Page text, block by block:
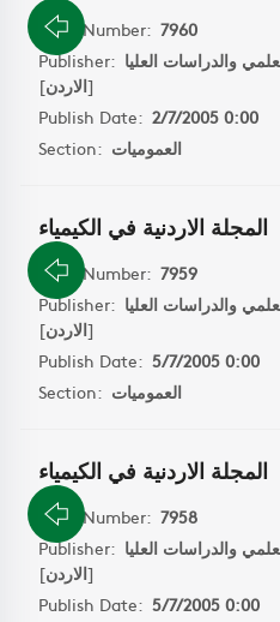
Book Number: 7960
Publisher: والدراسات العليا
[الاردن]
Publish Date: 2/7/2005 0:00
Section: العموميات
المجلة الاردنية في الكيمياء
Book Number: 7959
Publisher: والدراسات العليا
[الاردن]
Publish Date: 5/7/2005 0:00
Section: العموميات
المجلة الاردنية في الكيمياء
Book Number: 7958
Publisher: والدراسات العليا
[الاردن]
Publish Date: 5/7/2005 0:00